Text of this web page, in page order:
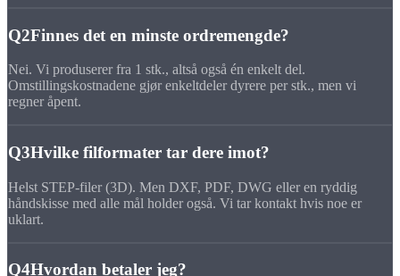
Q2Finnes det en minste ordremengde?
Nei. Vi produserer fra 1 stk., altså også én enkelt del.
Omstillingskostnadene gjør enkeltdeler dyrere per stk., men vi
regner åpent.
Q3Hvilke filformater tar dere imot?
Helst STEP-filer (3D). Men DXF, PDF, DWG eller en ryddig
håndskisse med alle mål holder også. Vi tar kontakt hvis noe er
uklart.
Q4Hvordan betaler jeg?